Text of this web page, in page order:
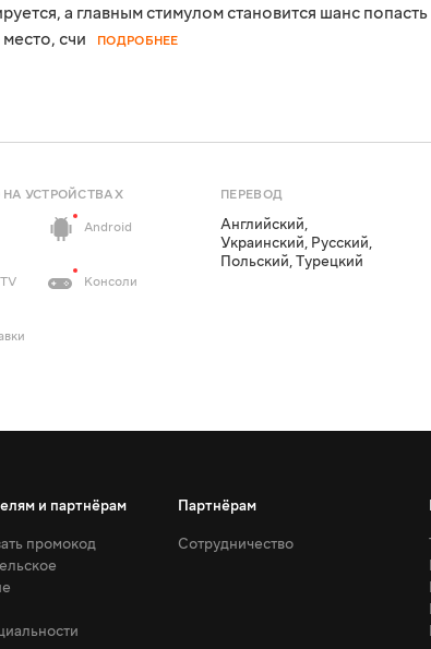
а главным стимулом становится шанс
счи
ПОДРОБНЕЕ
УСТРОЙСТВАХ
Android
Консоли
ПЕРЕВОД
Английский,
Украинский, Русский,
Польский,Турецкий
и партнёрам
промокод
Партнёрам
Сотрудничество